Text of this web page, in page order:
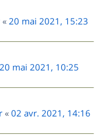
« 20 mai 2021, 15:23
20 mai 2021, 10:25
« 02 avr. 2021, 14:16